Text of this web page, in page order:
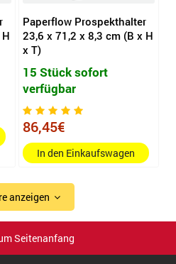
Paperflow Prospekthalter
23,6 x 71,2 x 8,3 cm (B x H
x T)
15 Stück sofort
verfügbar
86,45€
In den Einkaufswagen
anzeigen
Seitenanfang